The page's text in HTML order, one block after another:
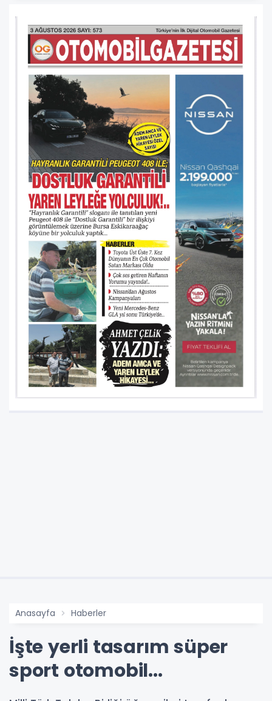
Anasayfa Haberler
İşte yerli tasarım süper
sport otomobil...